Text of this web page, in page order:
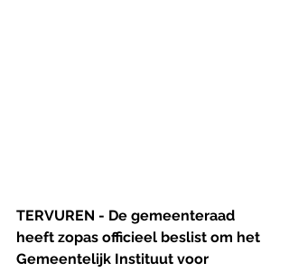
TERVUREN - De gemeenteraad
heeft zopas officieel beslist om het
Gemeentelijk Instituut voor